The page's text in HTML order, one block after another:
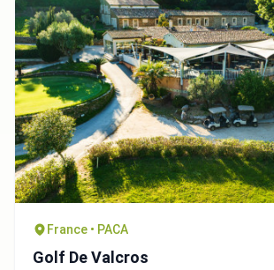
France • PACA
Golf De Valcros